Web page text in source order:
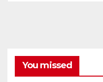
You missed